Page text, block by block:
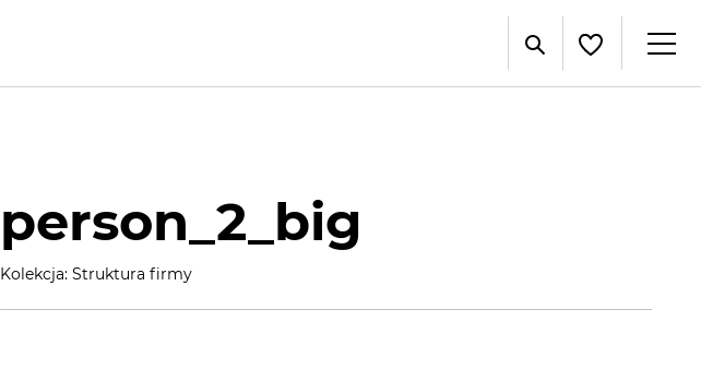
person_2_big
Kolekcja: Struktura firmy